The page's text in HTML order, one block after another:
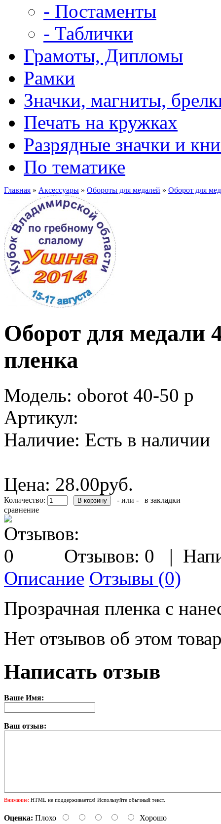
- Постаменты
- Таблички
Грамоты, Дипломы
Рамки
Значки, магниты,
Печать на кружках
Разрядные значки и
По тематике
Главная » Аксессуары » Обороты для медалей » Оборот для
Оборот для медали
пленка
Модель: oborot 40-50 p
Артикул:
Наличие: Есть в наличии
Цена: 28.00руб.
Количество: - или -
в закладки
сравнение
Отзывов: 0 |
Описание Отзывы (0)
Прозрачная пленка с
Нет отзывов об этом
Написать отзыв
Ваше Имя:
Ваш отзыв:
Внимание: HTML не поддерживается! Используйте обычный текст.
Оценка: Плохо Хорошо